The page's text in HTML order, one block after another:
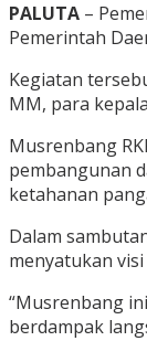
PALUTA –
Pemerintah
Kegiatan
MM, para
Musrenbang
pembangunan
ketahanan
Dalam
menyatukan
“Musrenbang
berdampak